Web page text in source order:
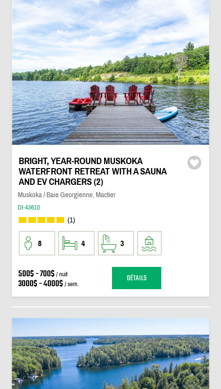
BRIGHT, YEAR-ROUND MUSKOKA
WATERFRONT RETREAT WITH A SAUNA
AND EV CHARGERS (2)
Muskoka / Baie Georgienne, Mactier
DI-43610
(1)
8 4 3
500$ - 700$ / nuit
3000$ - 4000$ / sem. DÉTAILS